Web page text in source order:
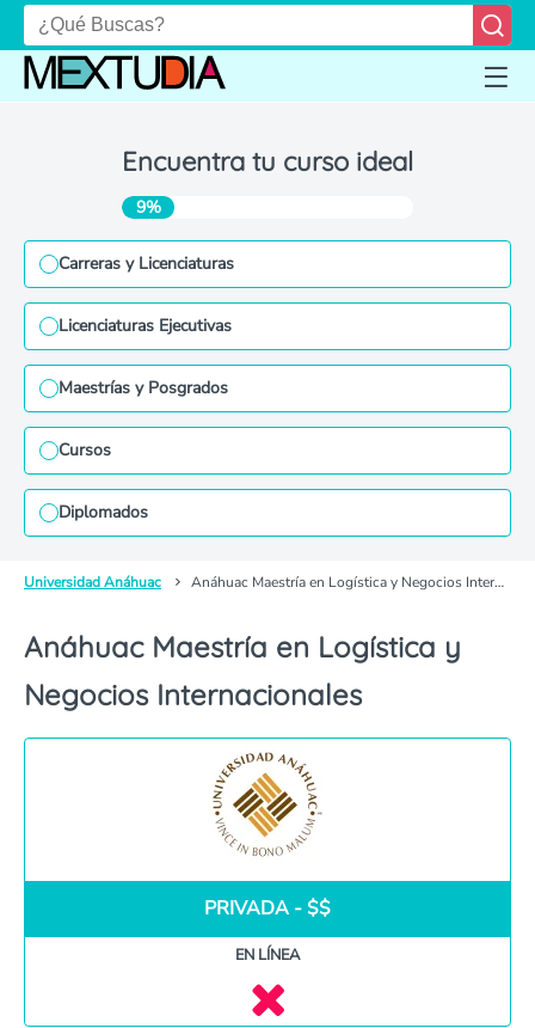
Encuentra tu curso ideal
9%
Carreras y Licenciaturas
Licenciaturas Ejecutivas
Maestrías y Posgrados
Cursos
Diplomados
Universidad Anáhuac Anáhuac Maestría en Logística y Negocios Internacionales
Anáhuac Maestría en Logística y
Negocios Internacionales
PRIVADA - $$
EN LÍNEA